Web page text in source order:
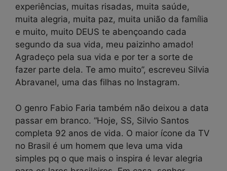
experiências, muitas risadas, muita saúde,
muita alegria, muita paz, muita união da família
e muito, muito DEUS te abençoando cada
segundo da sua vida, meu paizinho amado!
Agradeço pela sua vida e por ter a sorte de
fazer parte dela. Te amo muito”, escreveu Silvia
Abravanel, uma das filhas no Instagram.
O genro Fabio Faria também não deixou a data
passar em branco. “Hoje, SS, Silvio Santos
completa 92 anos de vida. O maior ícone da TV
no Brasil é um homem que leva uma vida
simples pq o que mais o inspira é levar alegria